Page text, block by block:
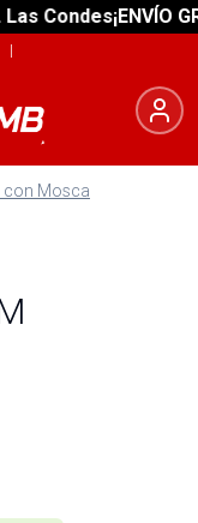
Condes¡ENVÍO
|
con Mosca